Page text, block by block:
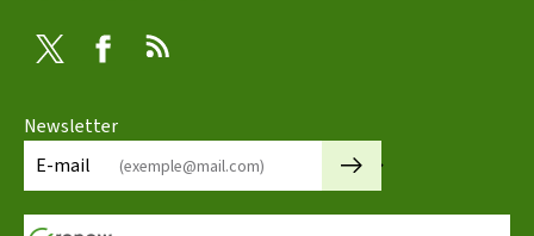
Twitter Facebook
Newsletter
E-mail
🡒